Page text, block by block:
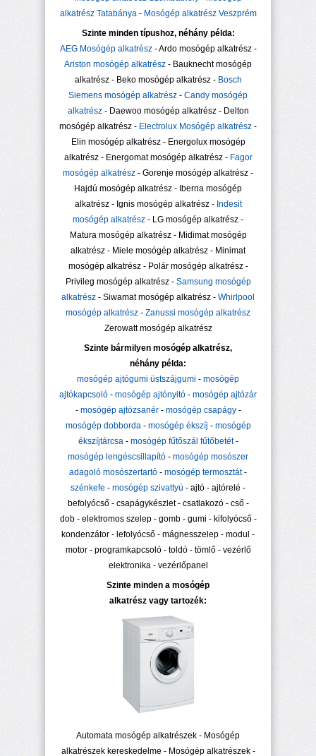
alkatrész Tatabánya- Mosógép alkatrész Veszprém
Szinte minden típushoz, néhány példa:
AEG Mosógép alkatrész- Ardo mosógép alkatrész -
Ariston mosógép alkatrész - Bauknecht mosógép
alkatrész - Beko mosógép alkatrész - Bosch
Siemens mosógép alkatrész - Candy mosógép
alkatrész- Daewoo mosógép alkatrész - Delton
mosógép alkatrész - Electrolux Mosógép alkatrész -
Elin mosógép alkatrész - Energolux mosógép
alkatrész - Energomat mosógép alkatrész - Fagor
mosógép alkatrész - Gorenje mosógép alkatrész -
Hajdú mosógép alkatrész - Iberna mosógép
alkatrész - Ignis mosógép alkatrész - Indesit
mosógép alkatrész - LG mosógép alkatrész -
Matura mosógép alkatrész - Midimat mosógép
alkatrész - Miele mosógép alkatrész - Minimat
mosógép alkatrész - Polár mosógép alkatrész -
Privileg mosógép alkatrész - Samsung mosógép
alkatrész - Siwamat mosógép alkatrész - Whirlpool
mosógép alkatrész - Zanussi mosógép alkatrész
Zerowatt mosógép alkatrész
Szinte bármilyen mosógép alkatrész,
néhány példa:
mosógép ajtógumi üstszájgumi - mosógép
ajtókapcsoló - mosógép ajtónyitó - mosógép ajtózár
- mosógép ajtózsanér- mosógép csapágy-
mosógép dobborda- mosógép ékszíj - mosógép
ékszíjtárcsa- mosógép fűtőszál fűtőbetét-
mosógép lengéscsillapító - mosógép mosószer
adagoló mosószertartó - mosógép termosztát-
szénkefe - mosógép szivattyú - ajtó - ajtórelé -
befolyócső - csapágykészlet - csatlakozó - cső -
dob - elektromos szelep - gomb - gumi - kifolyócső -
kondenzátor - lefolyócső - mágnesszelep - modul -
motor - programkapcsoló - toldó - tömlő - vezérlő
elektronika - vezérlőpanel
Szinte minden a mosógép
alkatrész vagy tartozék:
Automata mosógép alkatrészek - Mosógép
alkatrészek kereskedelme - Mosógép alkatrészek -